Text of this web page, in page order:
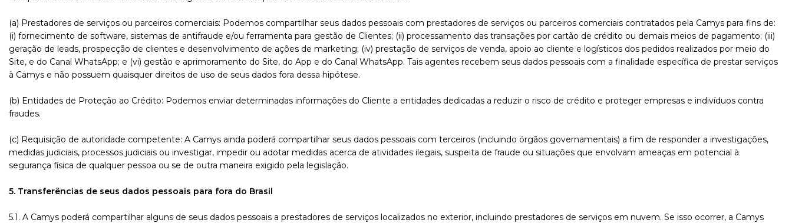
(a) Prestadores de serviços ou parceiros comerciais: Podemos compartilhar seus dados pessoais com prestadores de serviços ou parceiros comerciais contratados pela Camys para fins de:
(i) fornecimento de software, sistemas de antifraude e/ou ferramenta para gestão de Clientes; (ii) processamento das transações por cartão de crédito ou demais meios de pagamento; (iii)
geração de leads, prospecção de clientes e desenvolvimento de ações de marketing; (iv) prestação de serviços de venda, apoio ao cliente e logísticos dos pedidos realizados por meio do
Site, e do Canal WhatsApp; e (vi) gestão e aprimoramento do Site, do App e do Canal WhatsApp. Tais agentes recebem seus dados pessoais com a finalidade específica de prestar serviços
à Camys e não possuem quaisquer direitos de uso de seus dados fora dessa hipótese.
(b) Entidades de Proteção ao Crédito: Podemos enviar determinadas informações do Cliente a entidades dedicadas a reduzir o risco de crédito e proteger empresas e indivíduos contra
fraudes.
(c) Requisição de autoridade competente: A Camys ainda poderá compartilhar seus dados pessoais com terceiros (incluindo órgãos governamentais) a fim de responder a investigações,
medidas judiciais, processos judiciais ou investigar, impedir ou adotar medidas acerca de atividades ilegais, suspeita de fraude ou situações que envolvam ameaças em potencial à
segurança física de qualquer pessoa ou se de outra maneira exigido pela legislação.
5. Transferências de seus dados pessoais para fora do Brasil
5.1. A Camys poderá compartilhar alguns de seus dados pessoais a prestadores de serviços localizados no exterior, incluindo prestadores de serviços em nuvem. Se isso ocorrer, a Camys